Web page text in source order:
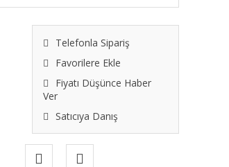
Telefonla Sipariş
Favorilere Ekle
Fiyatı Düşünce Haber
Ver
Satıcıya Danış